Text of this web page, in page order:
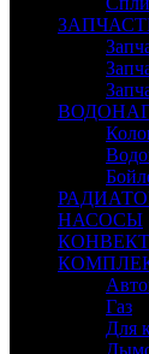
НАСОСЫ
Газ
Для